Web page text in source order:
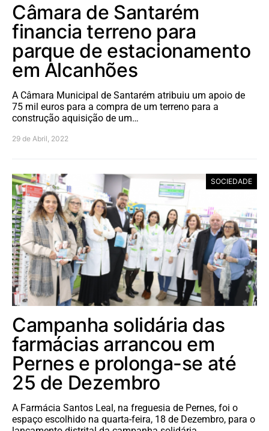
Câmara de Santarém
financia terreno para
parque de estacionamento
em Alcanhões
A Câmara Municipal de Santarém atribuiu um apoio de
75 mil euros para a compra de um terreno para a
construção aquisição de um…
29 de Abril, 2022
SOCIEDADE
Campanha solidária das
farmácias arrancou em
Pernes e prolonga-se até
25 de Dezembro
A Farmácia Santos Leal, na freguesia de Pernes, foi o
espaço escolhido na quarta-feira, 18 de Dezembro, para o